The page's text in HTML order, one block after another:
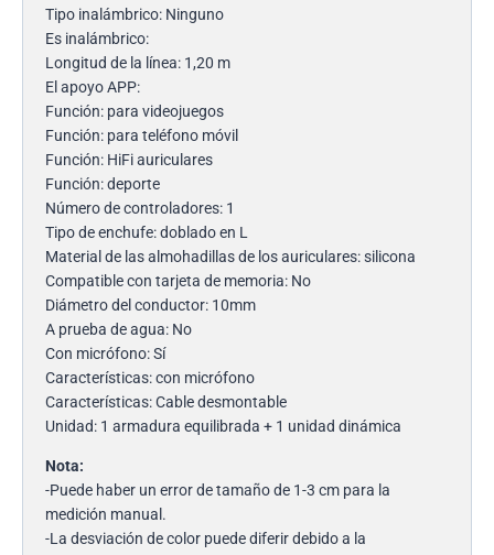
Tipo inalámbrico: Ninguno
Es inalámbrico:
Longitud de la línea: 1,20 m
El apoyo APP:
Función: para videojuegos
Función: para teléfono móvil
Función: HiFi auriculares
Función: deporte
Número de controladores: 1
Tipo de enchufe: doblado en L
Material de las almohadillas de los auriculares: silicona
Compatible con tarjeta de memoria: No
Diámetro del conductor: 10mm
A prueba de agua: No
Con micrófono: Sí
Características: con micrófono
Características: Cable desmontable
Unidad: 1 armadura equilibrada + 1 unidad dinámica
Nota:
-Puede haber un error de tamaño de 1-3 cm para la
medición manual.
-La desviación de color puede diferir debido a la